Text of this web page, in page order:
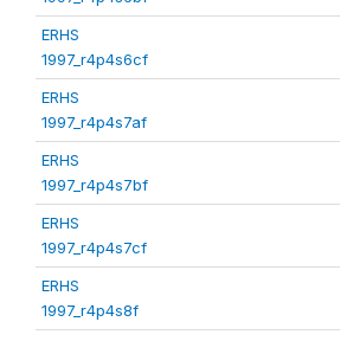
ERHS
1997_r4p4s6cf
ERHS
1997_r4p4s7af
ERHS
1997_r4p4s7bf
ERHS
1997_r4p4s7cf
ERHS
1997_r4p4s8f